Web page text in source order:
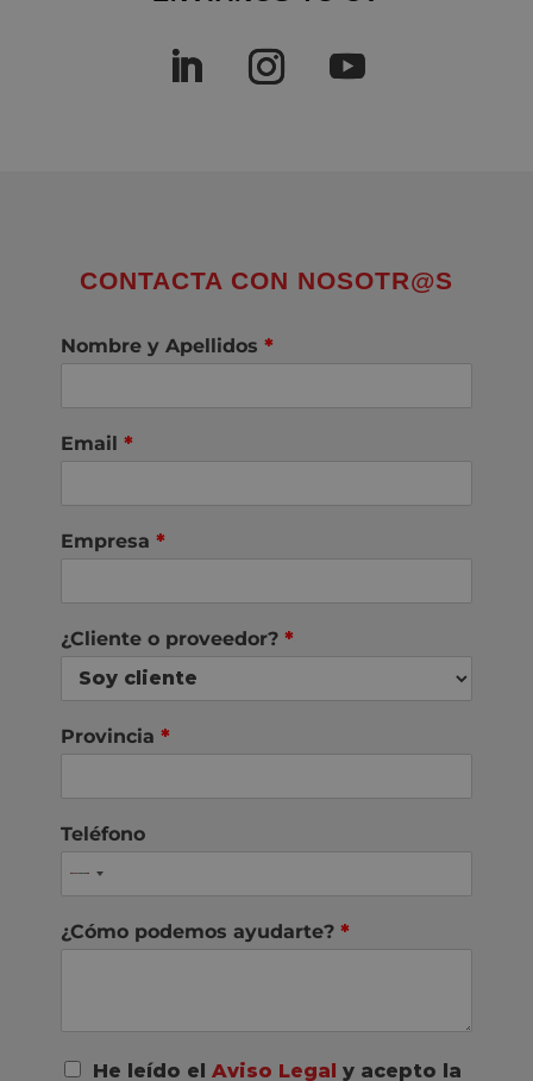
CONTACTA CON NOSOTR@S
Nombre y Apellidos *
Email *
Empresa *
¿Cliente o proveedor? *
Provincia *
Teléfono
¿Cómo podemos ayudarte? *
A
He leído el Aviso Legal y acepto la